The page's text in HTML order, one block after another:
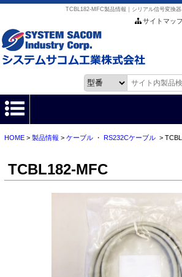
TCBL182-MFC製品情報｜シリアル信号変換器
サイトマッ
HOME
各種ダウンロード
お客様サポート
会社情報
HOME> 製品情報 > ケーブル・ RS232Cケーブル>
TCBL182-MFC